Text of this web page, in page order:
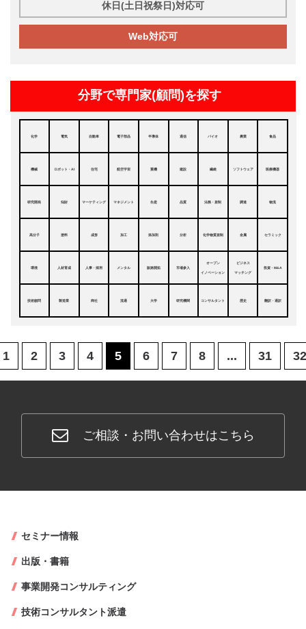
休日(土日祝祭日)対応可
Web対応可
分野で専門家(顧問)を探す
化学 電気 自動車 電子部品 半導体 通信 バイオ 農業 食品
機械 ロボット・AI 住宅 航空宇宙 重機 建設 繊維 ソフトウェア 医療機器
研究開発 知財 マーケティング マネジメント 生産 品質 法務・規制 調達 物流
高分子 塗料 成形 加工 添加剤 分析 化学物質規制 金属 セラミック
環境 人材育成 人事・採用 メンタル 販路開拓 市場参入
オープン
イノベーション
ビジネス
マッチング
投資・M&A
技術顧問 製造業 商社 流通 大学 研究機関 コンサルタント 歴史 翻訳・通訳
1 2 3 4 5 6 7 8 ... 31 32
ご相談・お問い合わせはこちら
セミナー情報
出版・書籍
事業開発コンサルティング
技術コンサルタント派遣